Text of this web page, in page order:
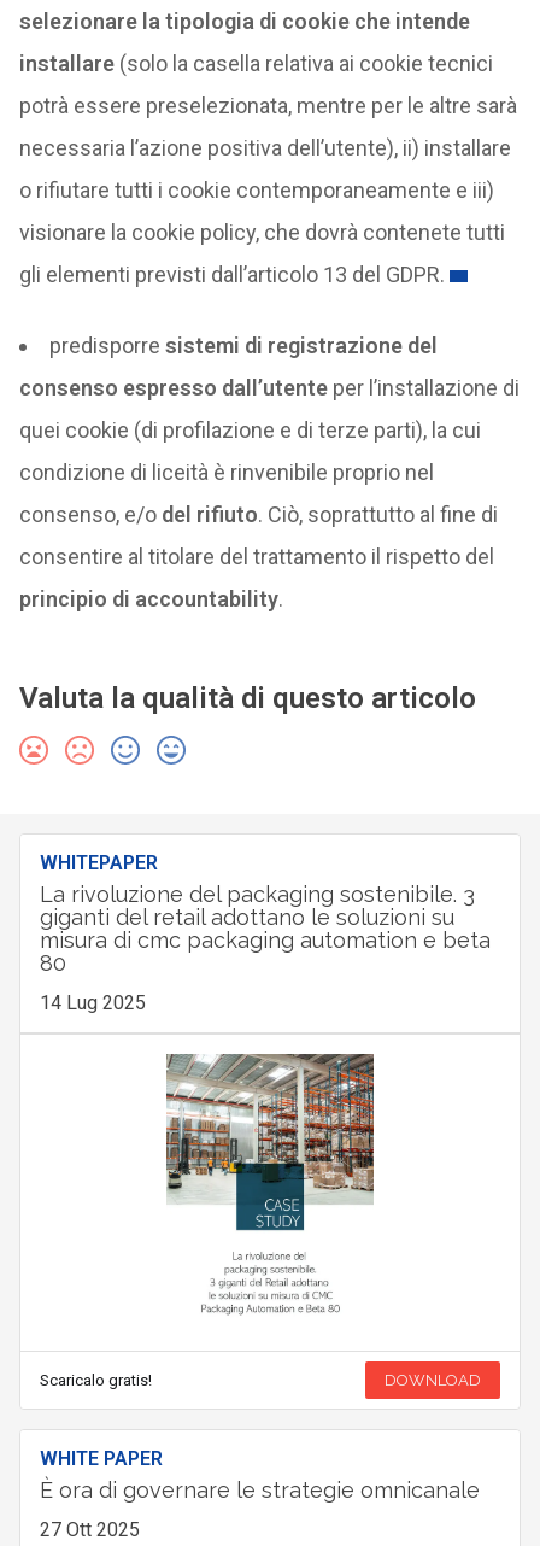
selezionare la tipologia di cookie che intende
installare (solo la casella relativa ai cookie tecnici
potrà essere preselezionata, mentre per le altre sarà
necessaria l’azione positiva dell’utente), ii) installare
o rifiutare tutti i cookie contemporaneamente e iii)
visionare la cookie policy, che dovrà contenete tutti
gli elementi previsti dall’articolo 13 del GDPR.
predisporre sistemi di registrazione del
consenso espresso dall’utenteper l’installazione di
quei cookie (di profilazione e di terze parti), la cui
condizione di liceità è rinvenibile proprio nel
consenso, e/o del rifiuto. Ciò, soprattutto al fine di
consentire al titolare del trattamento il rispetto del
principio di accountability.
Valuta la qualità di questo articolo
WHITEPAPER
La rivoluzione del packaging sostenibile. 3
giganti del retail adottano le soluzioni su
misura di cmc packaging automation e beta
80
14 Lug 2025
Scaricalo gratis! DOWNLOAD
WHITE PAPER
È ora di governare le strategie omnicanale
27 Ott 2025